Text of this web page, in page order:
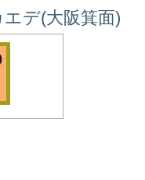
デ(大阪箕面)